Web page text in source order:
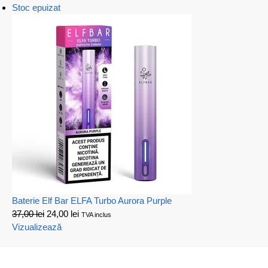
Stoc epuizat
Baterie Elf Bar ELFA Turbo Aurora Purple
37,00lei 24,00 lei TVA inclus
Vizualizează